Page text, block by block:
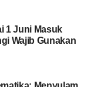
1 Juni Masuk
Wajib Gunakan